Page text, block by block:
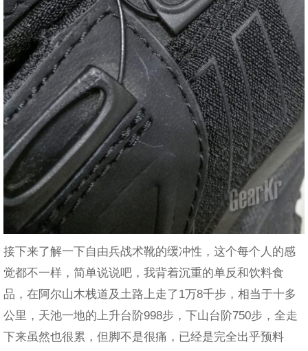
接下来了解一下自由兵战术靴的缓冲性，这个每个人的感
觉都不一样，简单说说吧，我背着沉重的单反和饮料食
品，在阿尔山木栈道及土路上走了1万8千步，相当于十多
公里，天池一地的上升台阶998步，下山台阶750步，全走
下来虽然也很累，但脚不是很痛，已经是完全出乎预料